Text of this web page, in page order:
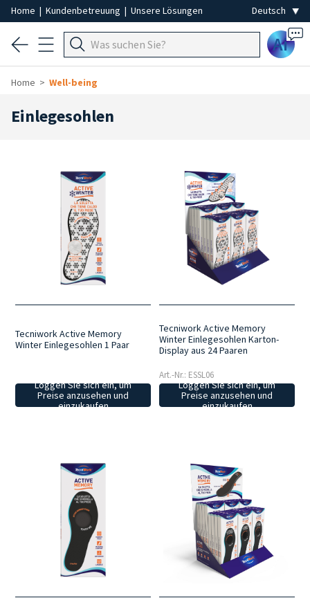
Home | Kundenbetreuung | Unsere Lösungen
Ai
Home Well-being
Einlegesohlen
Tecniwork Active Memory
Winter Einlegesohlen 1 Paar
Loggen Sie sich ein, um
Preise anzusehen und
einzukaufen
Tecniwork Active Memory
Winter Einlegesohlen Karton-
Display aus 24 Paaren
Art.-Nr.: ESSL06
Loggen Sie sich ein, um
Preise anzusehen und
einzukaufen